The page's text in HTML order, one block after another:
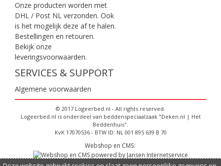
Onze producten worden met
DHL / Post NL verzonden. Ook
is het mogelijk deze af te halen.
Bestellingen en retouren.
Bekijk onze
leveringsvoorwaarden.
SERVICES & SUPPORT
Algemene voorwaarden
© 2017 Logeerbed.nl - All rights reserved.
Logeerbed.nl is onderdeel van beddenspeciaalzaak "Deken.nl | Het
Beddenhuis".
KvK 17070536 - BTW ID: NL 001 895 639 B 70
Webshop en CMS: